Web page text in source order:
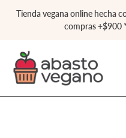
directamente
contenido
Tienda vegana online hecha
compras +$900